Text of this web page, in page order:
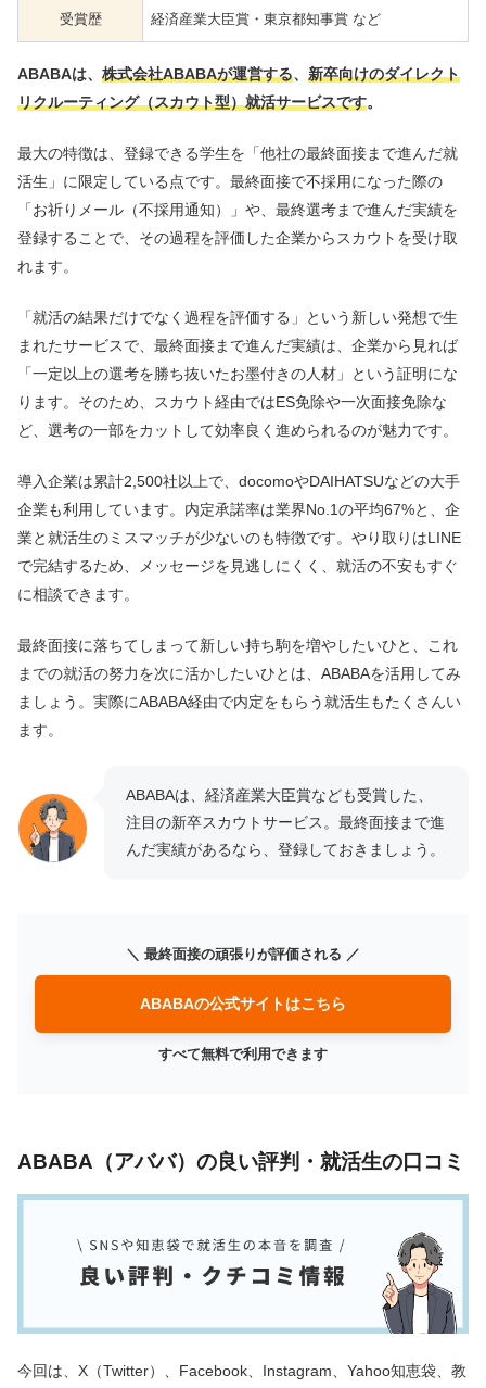
受賞歴 経済産業大臣賞・東京都知事賞 など
ABABAは、 株式会社ABABAが運営する、 新卒向けのダイレクト
リクルーティング（スカウト型）就活サービスです。
最大の特徴は、登録できる学生を「他社の最終面接まで進んだ就
活生」に限定している点です。最終面接で不採用になった際の
「お祈りメール（不採用通知）」や、最終選考まで進んだ実績を
登録することで、その過程を評価した企業からスカウトを受け取
れます。
「就活の結果だけでなく過程を評価する」という新しい発想で生
まれたサービスで、最終面接まで進んだ実績は、企業から見れば
「一定以上の選考を勝ち抜いたお墨付きの人材」という証明にな
ります。そのため、スカウト経由ではES免除や一次面接免除な
ど、選考の一部をカットして効率良く進められるのが魅力です。
導入企業は累計2,500社以上で、docomoやDAIHATSUなどの大手
企業も利用しています。内定承諾率は業界No.1の平均67%と、企
業と就活生のミスマッチが少ないのも特徴です。やり取りはLINE
で完結するため、メッセージを見逃しにくく、就活の不安もすぐ
に相談できます。
最終面接に落ちてしまって新しい持ち駒を増やしたいひと、これ
までの就活の努力を次に活かしたいひとは、ABABAを活用してみ
ましょう。実際にABABA経由で内定をもらう就活生もたくさんい
ます。
ABABAは、経済産業大臣賞なども受賞した、
注目の新卒スカウトサービス。最終面接まで進
んだ実績があるなら、登録しておきましょう。
＼ 最終面接の頑張りが評価される ／
ABABAの公式サイトはこちら
すべて無料で利用できます
ABABA（アババ）の良い評判・就活生の口コミ
今回は、X（Twitter）、Facebook、Instagram、Yahoo知恵袋、教